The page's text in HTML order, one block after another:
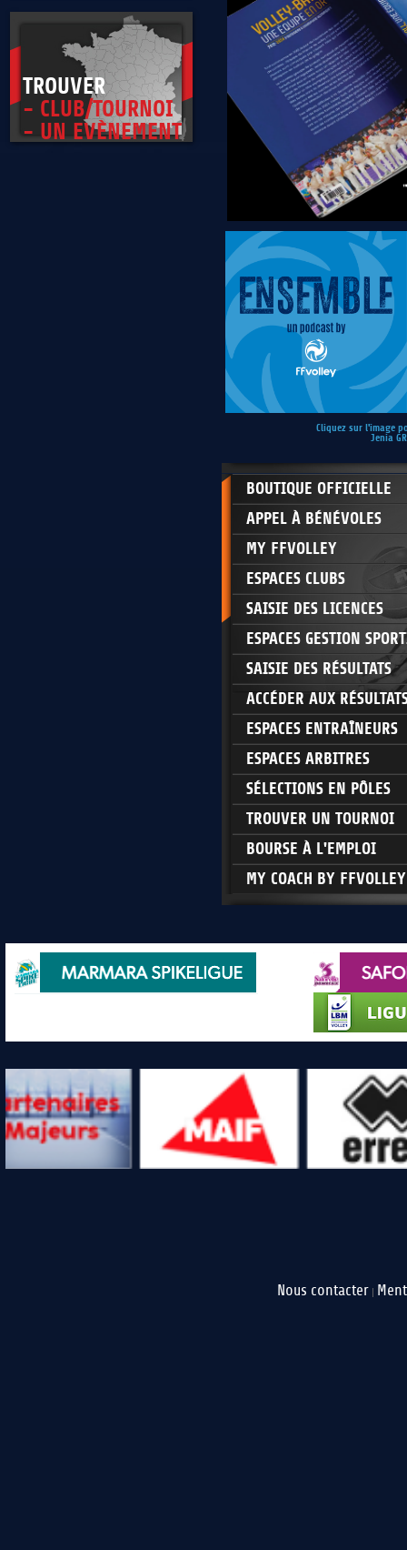
TROUVER
- CLUB/TOURNOI
- UN EVÈNEMENT
Cliquez sur l'image
Jenia
BOUTIQUE OFFICIELLE
APPEL À BÉNÉVOLES
MY FFVOLLEY
ESPACES CLUBS
SAISIE DES LICENCES
ESPACES GESTION
SAISIE DES RÉSULTATS
ACCÉDER AUX
ESPACES ENTRAÎNEURS
ESPACES ARBITRES
SÉLECTIONS EN PÔLES
TROUVER UN TOURNOI
BOURSE À L'EMPLOI
MY COACH BY FFVOLLEY
Nous contacter |